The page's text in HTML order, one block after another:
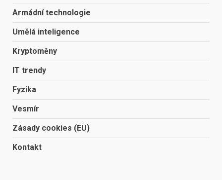
Armádní technologie
Umělá inteligence
Kryptoměny
IT trendy
Fyzika
Vesmír
Zásady cookies (EU)
Kontakt